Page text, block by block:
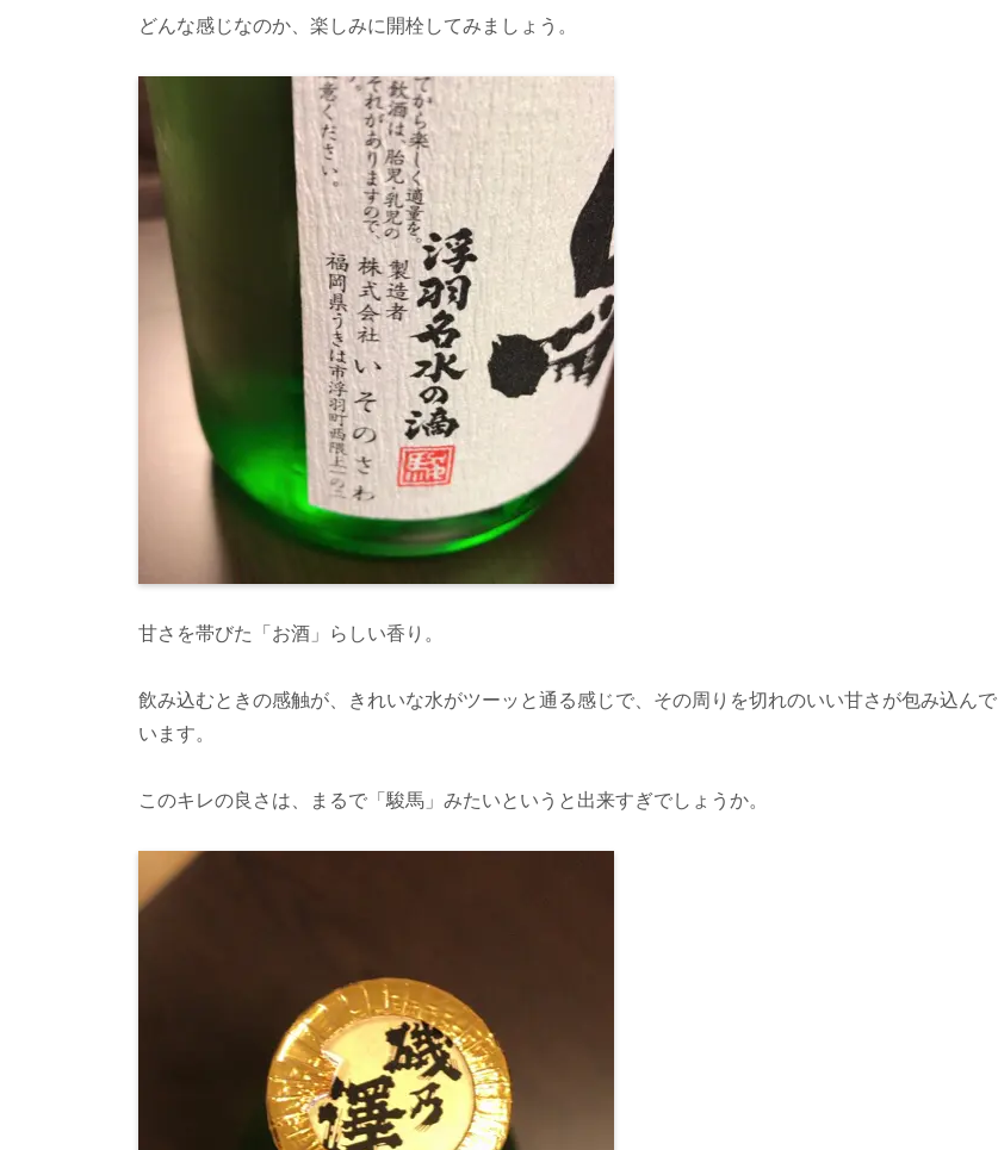
どんな感じなのか、楽しみに開栓してみましょう。
甘さを帯びた「お酒」らしい香り。
飲み込むときの感触が、きれいな水がツーッと通る感じで、その周りを切れのいい甘さが包み込んで
います。
このキレの良さは、まるで「駿馬」みたいというと出来すぎでしょうか。